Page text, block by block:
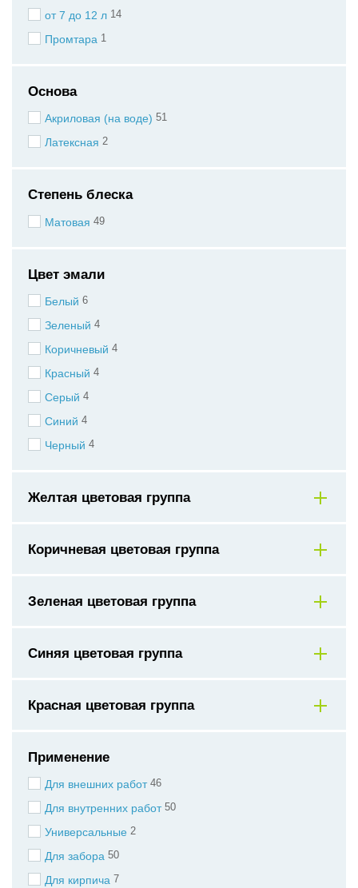
от 7 до 12 л 14
Промтара 1
Основа
Акриловая (на воде) 51
Латексная 2
Степень блеска
Матовая 49
Цвет эмали
Белый 6
Зеленый 4
Коричневый 4
Красный 4
Серый 4
Синий 4
Черный 4
Желтая цветовая группа
Коричневая цветовая группа
Зеленая цветовая группа
Синяя цветовая группа
Красная цветовая группа
Применение
Для внешних работ 46
Для внутренних работ 50
Универсальные 2
Для забора 50
Для кирпича 7